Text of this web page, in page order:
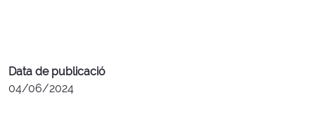
Data de publicació
04/06/2024